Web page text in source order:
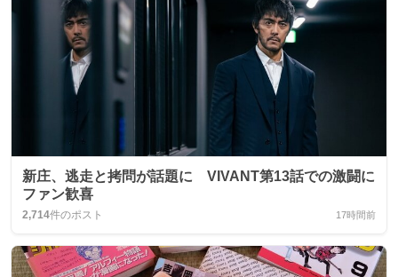
新庄、逃走と拷問が話題に VIVANT第13話での激闘に
ファン歓喜
2,714件のポスト 17時間前